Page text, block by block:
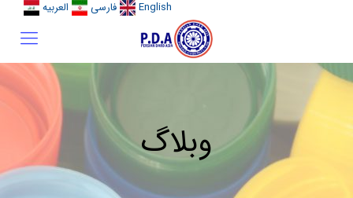
English فارسی العربیه
وبلاگ